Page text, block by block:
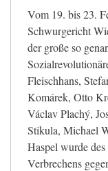
Vom 19. bis 23.
Schwurgericht
der große so
Fleischhans,
Komárek, Otto
Václav Plachý,
Stikula, Michael
Haspel wurde
Verbrechens